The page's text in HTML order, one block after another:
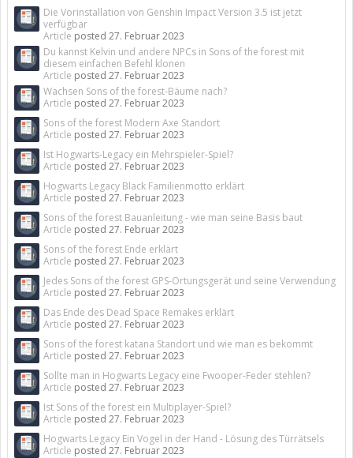
Die Vorinstallation von Genshin Impact Version 3.5 ist jetzt
verfügbar
Article posted 27. Februar 2023
Du kannst Kelvin und andere NPCs in Sons of the forest mit
diesem einfachen Befehl klonen
Article posted 27. Februar 2023
Wachsen Sons of the forest-Bäume nach?
Article posted 27. Februar 2023
Sons of the forest Modern Axe Standort
Article posted 27. Februar 2023
Ist Hogwarts-Legacy ein Mehrspieler-Spiel?
Article posted 27. Februar 2023
Hogwarts Legacy Black Familienmotto erklärt
Article posted 27. Februar 2023
Sons of the forest Bauanleitung - wie man seine Basis baut
Article posted 27. Februar 2023
Sons of the forest Ende erklärt
Article posted 27. Februar 2023
Jedes Sons of the forest GPS-Ortungsgerät und seine Verwendung
Article posted 27. Februar 2023
Das Ende des Dead Space Remakes erklärt
Article posted 27. Februar 2023
Sons of the forest katana Standort und wie man es bekommt
Article posted 27. Februar 2023
Sollte man in Hogwarts Legacy eine Fwooper-Feder stehlen?
Article posted 27. Februar 2023
Ist Sons of the forest ein Multiplayer-Spiel?
Article posted 27. Februar 2023
Hogwarts Legacy Ein Vogel in der Hand - Lösung des Türrätsels
Article posted 27. Februar 2023